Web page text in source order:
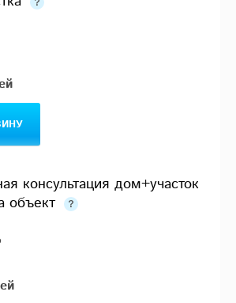
консультация дом+участок
объект